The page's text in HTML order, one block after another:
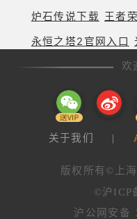
炉石传说下载 王者
永恒之塔2官网入口
欢
关于我们 |
版权所有©上
©沪ICP
沪公网安备